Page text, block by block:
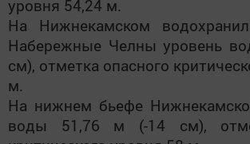
уровня 54,24 м.
На Нижнекамском
Набережные Челны уровень
см), отметка опасного
м.
На нижнем бьефе
воды 51,76 м (-14 см),